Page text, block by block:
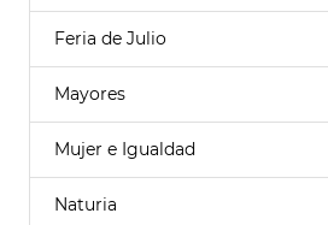
Feria de Julio
Mayores
Mujer e Igualdad
Naturia